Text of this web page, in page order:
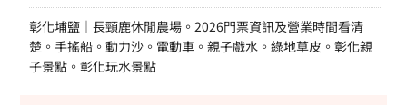
彰化埔鹽｜長頸鹿休閒農場。2026門票資訊及營業時間看清
楚。手搖船。動力沙。電動車。親子戲水。綠地草皮。彰化親
子景點。彰化玩水景點